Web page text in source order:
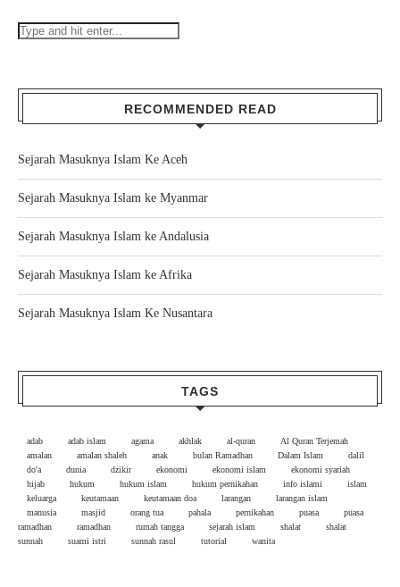
RECOMMENDED READ
Sejarah Masuknya Islam Ke Aceh
Sejarah Masuknya Islam ke Myanmar
Sejarah Masuknya Islam ke Andalusia
Sejarah Masuknya Islam ke Afrika
Sejarah Masuknya Islam Ke Nusantara
TAGS
adab adab islam agama akhlak al-quran
Al Quran Terjemah
amalan
amalan shaleh anak bulan Ramadhan Dalam Islam
dalil
do'a
dunia dzikir ekonomi ekonomi islam
ekonomi syariah
hijab
hukum hukum islam hukum pernikahan info islami
islam
keluarga
keutamaan keutamaan doa larangan
larangan islam
manusia
masjid orang tua pahala pernikahan puasa
puasa
ramadhan
ramadhan rumah tangga sejarah islam shalat
shalat
sunnah
suami istri sunnah rasul tutorial wanita